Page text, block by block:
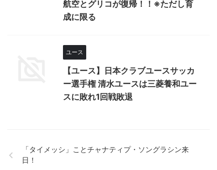
航空とグリコが復帰！！※ただし育
成に限る
ユース
【ユース】日本クラブユースサッカ
ー選手権 清水ユースは三菱養和ユー
スに敗れ1回戦敗退
「タイメッシ」ことチャナティプ・ソングラシン来
日！